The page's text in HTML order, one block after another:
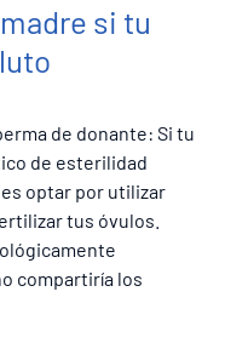
si tu
de donante: Si tu
de esterilidad
optar por utilizar
tus óvulos.
compartiría los